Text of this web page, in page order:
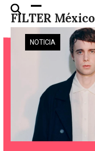
Skip
content
FILTER México
Open
mobile
menu
Close
mobile
menu
NOTICIA